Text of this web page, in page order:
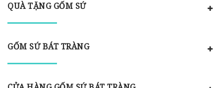
QUÀ TẶNG GỐM SỨ
GỐM SỨ BÁT TRÀNG